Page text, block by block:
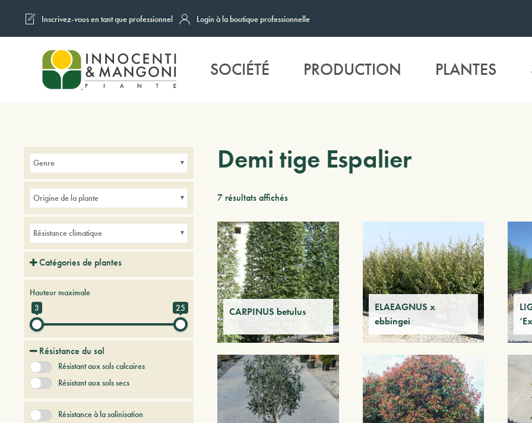
Skip to main content
Inscrivez-vous en tant que professionnel Login à la boutique professionnelle
SOCIÉTÉ PRODUCTION PLANTES
Demi tige Espalier
7 résultats affichés
CARPINUS betulus
ELAEAGNUS x
ebbingei
Genre
Origine de la plante
Résistance climatique
Catégories de plantes
Arbres et arbustes persistants
Arbres et Plantes du futur
Hauteur maximale
3
25
Résistance du sol
Résistant aux sols calcaires
Résistant aux sols secs
Résistance à la salinisation